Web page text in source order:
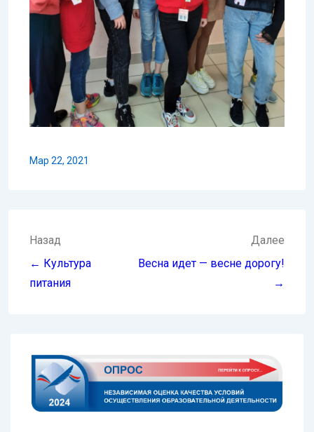
Мар 22, 2021
Навигация
по
записям
Назад
← Культура
питания
Далее
Весна идет — весне дорогу!
→